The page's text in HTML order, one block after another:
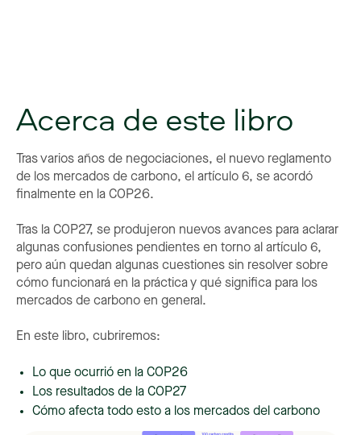
Acerca de este libro
Tras varios años de negociaciones, el nuevo reglamento
de los mercados de carbono, el artículo 6, se acordó
finalmente en la COP26.
Tras la COP27, se produjeron nuevos avances para aclarar
algunas confusiones pendientes en torno al artículo 6,
pero aún quedan algunas cuestiones sin resolver sobre
cómo funcionará en la práctica y qué significa para los
mercados de carbono en general.
En este libro, cubriremos:
Lo que ocurrió en la COP26
Los resultados de la COP27
Cómo afecta todo esto a los mercados del carbono